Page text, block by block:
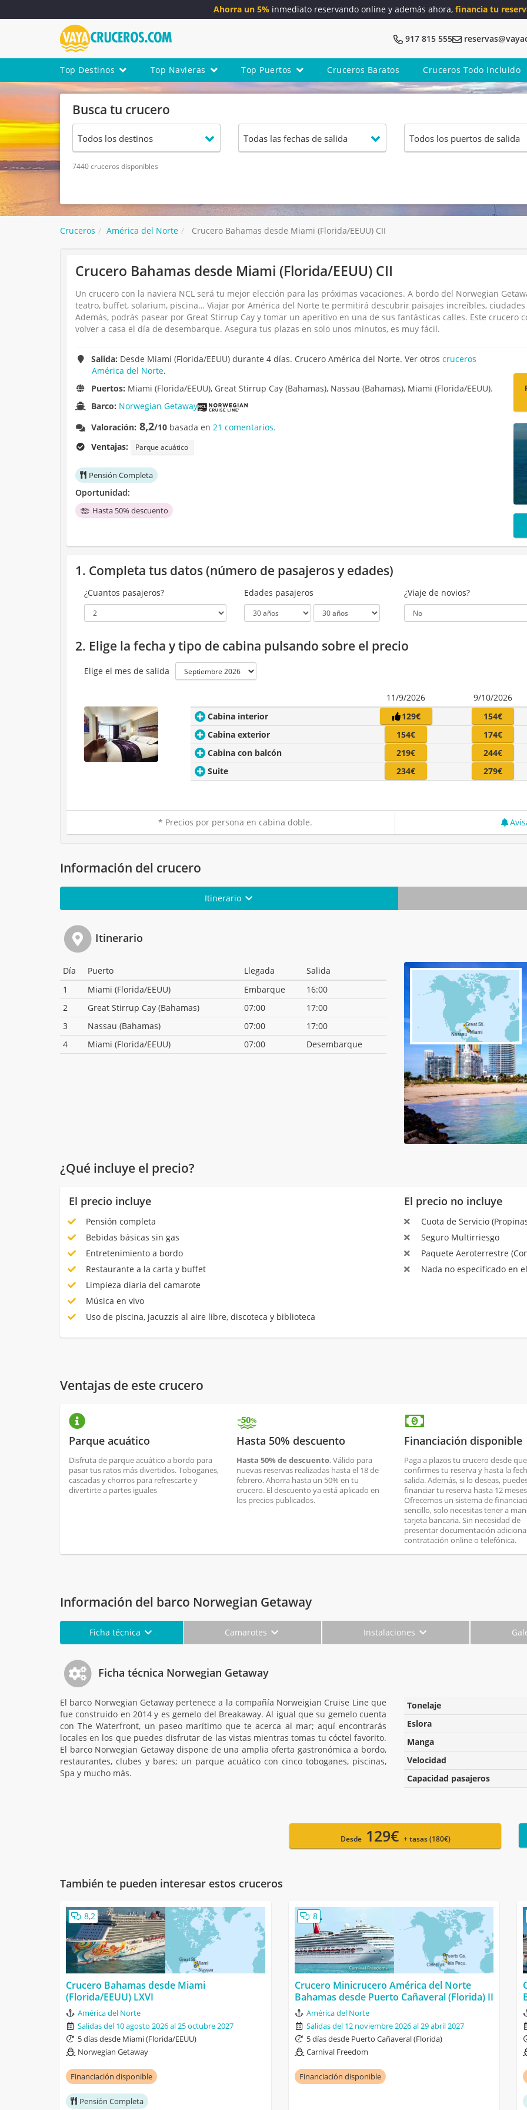
Ahorra un 5%inmediato reservando online y además ahora, financia tu
917 815 555
Top Destinos Top Navieras Top Puertos Cruceros Baratos Cruceros Todo Incluido
Busca tu crucero
7440 cruceros disponibles
Cruceros América del Norte Crucero Bahamas desde Miami (Florida/EEUU) CII
Crucero Bahamas desde Miami (Florida/EEUU) CII
Un crucero con la naviera NCL será tu mejor elección para las próximas vacaciones. A bordo del Norwegian
teatro, buffet, solarium, piscina… Viajar por América del Norte te permitirá descubrir paisajes increíbles,
Además, podrás pasear por Great Stirrup Cay y tomar un aperitivo en una de sus fantásticas calles. Este crucero
volver a casa el día de desembarque. Asegura tus plazas en solo unos minutos, es muy fácil.
Salida: Desde Miami (Florida/EEUU) durante 4 días. Crucero América del Norte. Ver otroscruceros
América del Norte.
Puertos: Miami (Florida/EEUU), Great Stirrup Cay (Bahamas), Nassau (Bahamas), Miami (Florida/EEUU).
Barco: Norwegian Getaway
Valoración: 8,2/10 basada en 21 comentarios.
Ventajas:
Parque acuático
Pensión Completa
Oportunidad:
Hasta 50% descuento
1. Completa tus datos (número de pasajeros y edades)
¿Cuantos pasajeros? Edades pasajeros ¿Viaje de novios?
2. Elige la fecha y tipo de cabina pulsando sobre el precio
Elige el mes de salida
11/9/2026 9/10/2026
Cabina interior
129€ 154€
Cabina exterior
154€ 174€
Cabina con balcón
219€ 244€
Suite
234€ 279€
* Precios por persona en cabina doble.
Información del crucero
Itinerario
Itinerario
Día Puerto Llegada
Salida
1
Miami (Florida/EEUU) Embarque
16:00
2
Great Stirrup Cay (Bahamas) 07:00
17:00
3
Nassau (Bahamas) 07:00
17:00
4
Miami (Florida/EEUU) 07:00 Desembarque
¿Qué incluye el precio?
El precio incluye
Pensión completa
Bebidas básicas sin gas
Entretenimiento a bordo
Restaurante a la carta y buffet
Limpieza diaria del camarote
Música en vivo
Uso de piscina, jacuzzis al aire libre, discoteca y biblioteca
El precio no incluye
Cuota de Servicio
Seguro Multirriesgo
Paquete Aeroterrestre
Nada no especificado en
Ventajas de este crucero
Parque acuático
Disfruta de parque acuático a bordo para
pasar tus ratos más divertidos. Toboganes,
cascadas y chorros para refrescarte y
divertirte a partes iguales
Hasta 50% descuento
Hasta 50% de descuento. Válido para
nuevas reservas realizadas hasta el 18 de
febrero. Ahorra hasta un 50% en tu
crucero. El descuento ya está aplicado en
los precios publicados.
Financiación disponible
Paga a plazos tu crucero desde que
confirmes tu reserva y hasta la
salida. Además, si lo deseas,
financiar tu reserva hasta 12
Ofrecemos un sistema de
sencillo, solo necesitas tener a
tarjeta bancaria. Sin necesidad de
presentar documentación
contratación online o telefónica.
Información del barco Norwegian Getaway
Ficha técnica Camarotes Instalaciones
Ficha técnica Norwegian Getaway
El barco Norwegian Getaway pertenece a la compañía Norweigian Cruise Line que
fue construido en 2014 y es gemelo del Breakaway. Al igual que su gemelo cuenta
con The Waterfront, un paseo marítimo que te acerca al mar; aquí encontrarás
locales en los que puedes disfrutar de las vistas mientras tomas tu cóctel favorito.
El barco Norwegian Getaway dispone de una amplia oferta gastronómica a bordo,
restaurantes, clubes y bares; un parque acuático con cinco toboganes, piscinas,
Spa y mucho más.
Tonelaje
Eslora
Manga
Velocidad
Capacidad pasajeros
Desde129€ + tasas (180€)
También te pueden interesar estos cruceros
8,2
Crucero Bahamas desde Miami
(Florida/EEUU) LXVI
América del Norte
Salidas del 10 agosto 2026 al 25 octubre 2027
5 días desde Miami (Florida/EEUU)
Norwegian Getaway
Financiación disponible
Pensión Completa
8
Crucero Minicrucero América del Norte
Bahamas desde Puerto Cañaveral (Florida) II
América del Norte
Salidas del 12 noviembre 2026 al 29 abril 2027
5 días desde Puerto Cañaveral (Florida)
Carnival Freedom
Financiación disponible